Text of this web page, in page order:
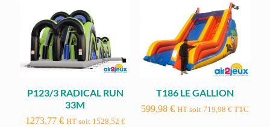
P123/3 RADICAL RUN
33M
1273,77 € HT soit 1528,52 €
T186 LE GALLION
599,98 € HT soit 719,98 €TTC